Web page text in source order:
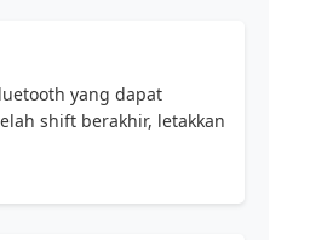
yang dapat
shift berakhir, letakkan